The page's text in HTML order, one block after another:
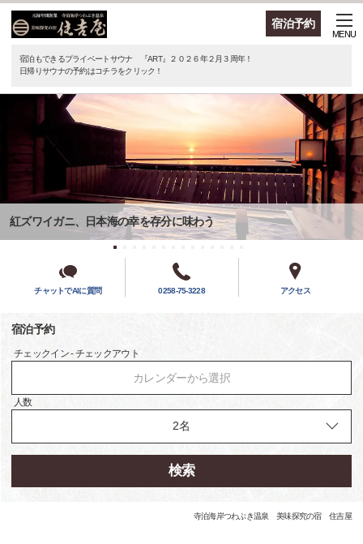
宿泊予約
MENU
宿泊もできるプライベートサウナ 『ART』２０２６年２月３周年！
日帰りサウナの予約はコチラをクリック！
紅ズワイガニ、日本海の幸を存分に味わう
チャットでAIに質問 0258-75-3228 アクセス
宿泊予約
チェックイン - チェックアウト
カレンダーから選択
人数
検索
寺泊海岸つわぶき温泉 美味探究の宿 住吉屋